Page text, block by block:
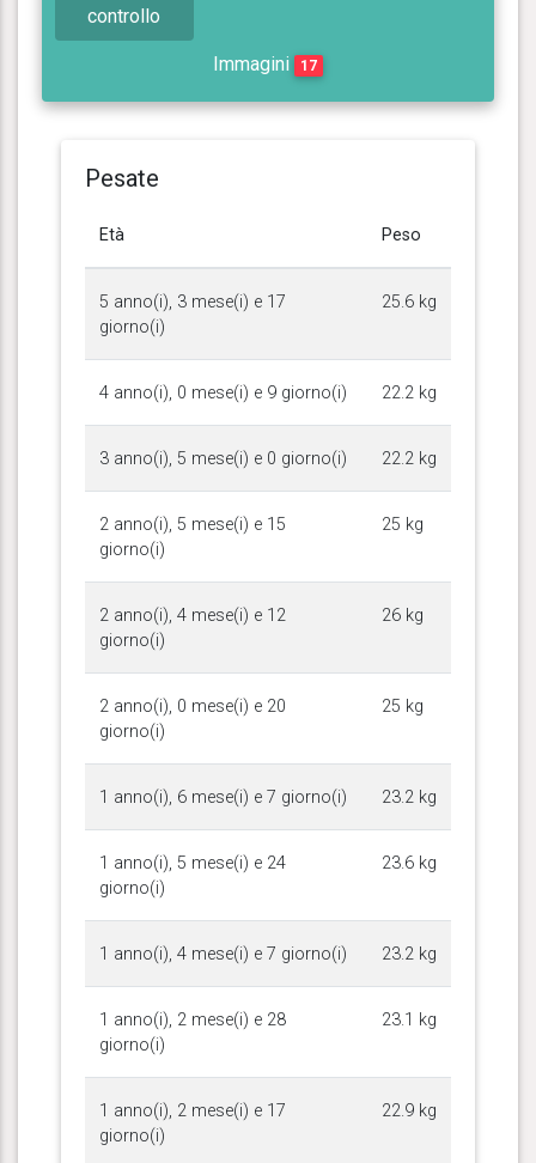
controllo
Immagini 17
Pesate
Età Peso
5 anno(i), 3 mese(i) e 17
giorno(i)
25.6 kg
4 anno(i), 0 mese(i) e 9 giorno(i) 22.2 kg
3 anno(i), 5 mese(i) e 0 giorno(i) 22.2 kg
2 anno(i), 5 mese(i) e 15
giorno(i)
25 kg
2 anno(i), 4 mese(i) e 12
giorno(i)
26 kg
2 anno(i), 0 mese(i) e 20
giorno(i)
25 kg
1 anno(i), 6 mese(i) e 7 giorno(i) 23.2 kg
1 anno(i), 5 mese(i) e 24
giorno(i)
23.6 kg
1 anno(i), 4 mese(i) e 7 giorno(i) 23.2 kg
1 anno(i), 2 mese(i) e 28
giorno(i)
23.1 kg
1 anno(i), 2 mese(i) e 17
giorno(i)
22.9 kg